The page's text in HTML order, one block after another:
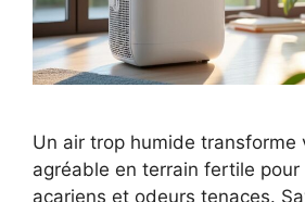
Un air trop humide transforme
agréable en terrain fertile pour
acariens et odeurs tenaces.